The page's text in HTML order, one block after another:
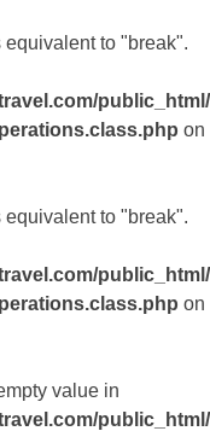
to "break".
on
to "break".
on
value in